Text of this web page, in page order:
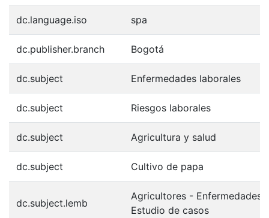
dc.language.iso spa
dc.publisher.branch Bogotá
dc.subject Enfermedades laborales
dc.subject Riesgos laborales
dc.subject Agricultura y salud
dc.subject Cultivo de papa
dc.subject.lemb
Agricultores - Enfermedades -
Estudio de casos